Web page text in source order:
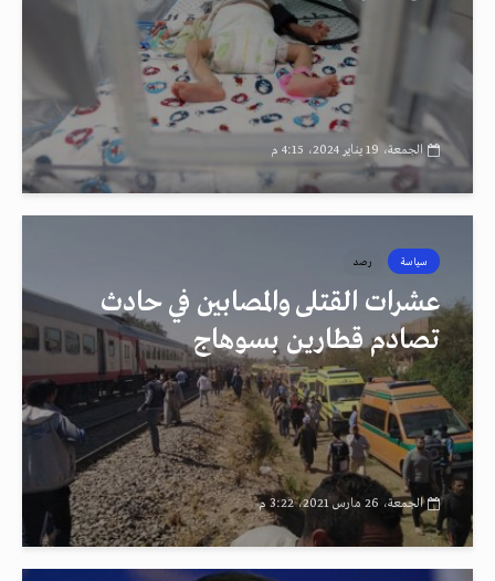
الجمعة، 19 يناير 2024، 4:15 م
سياسة رصد
عشرات القتلى والمصابين في حادث
تصادم قطارين بسوهاج
الجمعة، 26 مارس 2021، 3:22 م